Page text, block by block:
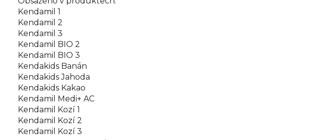
Kendamil 1
Kendamil 2
Kendamil 3
Kendamil BIO 2
Kendamil BIO 3
Kendakids Banán
Kendakids Jahoda
Kendakids Kakao
Kendamil Medi+ AC
Kendamil Kozí 1
Kendamil Kozí 2
Kendamil Kozí 3